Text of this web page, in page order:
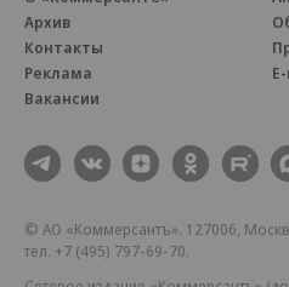
Архив
Контакты
Реклама
Вакансии
© АО «Коммерсантъ». 127006,
тел. +7 (495) 797-69-70.